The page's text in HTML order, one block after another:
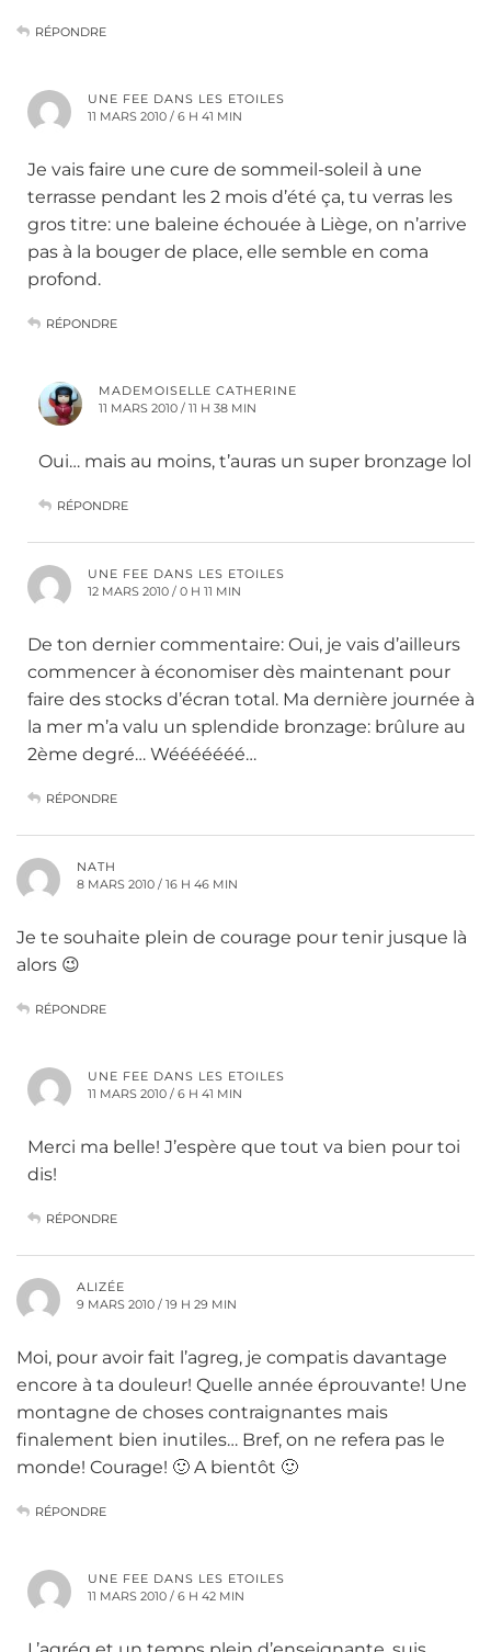
RÉPONDRE
UNE FEE DANS LES ETOILES
11 MARS 2010 / 6 H 41 MIN
Je vais faire une cure de sommeil-soleil à une
terrasse pendant les 2 mois d’été ça, tu verras les
gros titre: une baleine échouée à Liège, on n’arrive
pas à la bouger de place, elle semble en coma
profond.
RÉPONDRE
MADEMOISELLE CATHERINE
11 MARS 2010 / 11 H 38 MIN
Oui… mais au moins, t’auras un super bronzage lol
RÉPONDRE
UNE FEE DANS LES ETOILES
12 MARS 2010 / 0 H 11 MIN
De ton dernier commentaire: Oui, je vais d’ailleurs
commencer à économiser dès maintenant pour
faire des stocks d’écran total. Ma dernière journée à
la mer m’a valu un splendide bronzage: brûlure au
2ème degré… Wééééééé…
RÉPONDRE
NATH
8 MARS 2010 / 16 H 46 MIN
Je te souhaite plein de courage pour tenir jusque là
alors 😉
RÉPONDRE
UNE FEE DANS LES ETOILES
11 MARS 2010 / 6 H 41 MIN
Merci ma belle! J’espère que tout va bien pour toi
dis!
RÉPONDRE
ALIZÉE
9 MARS 2010 / 19 H 29 MIN
Moi, pour avoir fait l’agreg, je compatis davantage
encore à ta douleur! Quelle année éprouvante! Une
montagne de choses contraignantes mais
finalement bien inutiles… Bref, on ne refera pas le
monde! Courage! 🙂 A bientôt 🙂
RÉPONDRE
UNE FEE DANS LES ETOILES
11 MARS 2010 / 6 H 42 MIN